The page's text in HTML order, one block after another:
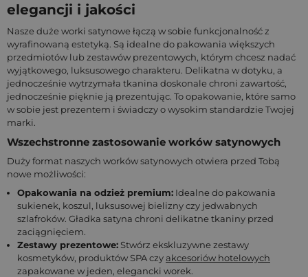
elegancji i jakości
Nasze duże worki satynowe łączą w sobie funkcjonalność z
wyrafinowaną estetyką. Są idealne do pakowania większych
przedmiotów lub zestawów prezentowych, którym chcesz nadać
wyjątkowego, luksusowego charakteru. Delikatna w dotyku, a
jednocześnie wytrzymała tkanina doskonale chroni zawartość,
jednocześnie pięknie ją prezentując. To opakowanie, które samo
w sobie jest prezentem i świadczy o wysokim standardzie Twojej
marki.
Wszechstronne zastosowanie worków satynowych
Duży format naszych worków satynowych otwiera przed Tobą
nowe możliwości:
Opakowania na odzież premium: Idealne do pakowania
sukienek, koszul, luksusowej bielizny czy jedwabnych
szlafroków. Gładka satyna chroni delikatne tkaniny przed
zaciągnięciem.
Zestawy prezentowe: Stwórz ekskluzywne zestawy
kosmetyków, produktów SPA czyakcesoriów hotelowych
zapakowane w jeden, elegancki worek.